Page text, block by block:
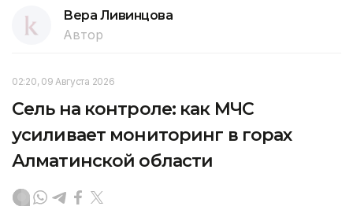
Вера Ливинцова
Автор
02:20, 09 Августа 2026
Сель на контроле: как МЧС
усиливает мониторинг в горах
Алматинской области